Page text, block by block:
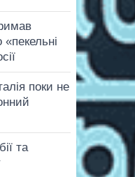
поки не
та